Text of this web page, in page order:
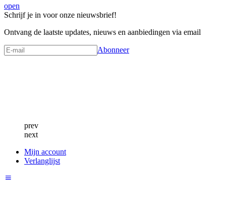
open
Schrijf je in voor onze nieuwsbrief!
Ontvang de laatste updates, nieuws en aanbiedingen via email
Abonneer
prev
next
Mijn account
Verlanglijst